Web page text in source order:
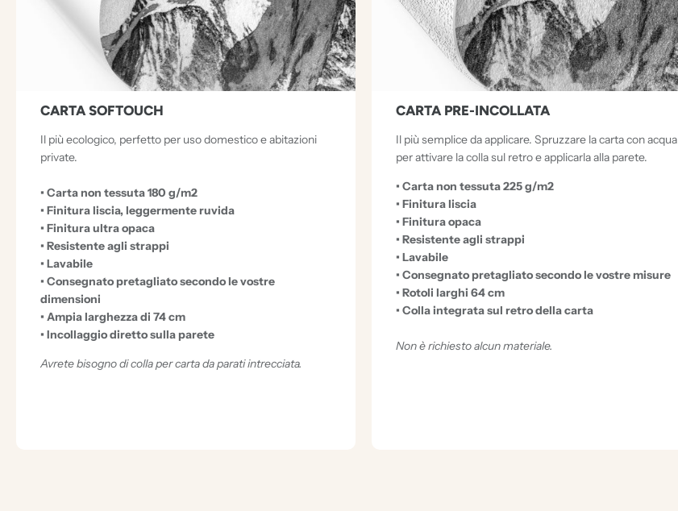
CARTA SOFTOUCH
Il più ecologico, perfetto per uso domestico e abitazioni
private.
• Carta non tessuta 180 g/m2
• Finitura liscia, leggermente ruvida
• Finitura ultra opaca
• Resistente agli strappi
• Lavabile
• Consegnato pretagliato secondo le vostre
dimensioni
• Ampia larghezza di 74 cm
• Incollaggio diretto sulla parete
Avrete bisogno di colla per carta da parati intrecciata.
CARTA PRE-INCOLLATA
Il più semplice da applicare. Spruzzare la carta con acqua
per attivare la colla sul retro e applicarla alla parete.
• Carta non tessuta 225 g/m2
• Finitura liscia
• Finitura opaca
• Resistente agli strappi
• Lavabile
• Consegnato pretagliato secondo le vostre misure
• Rotoli larghi 64 cm
• Colla integrata sul retro della carta
Non è richiesto alcun materiale.